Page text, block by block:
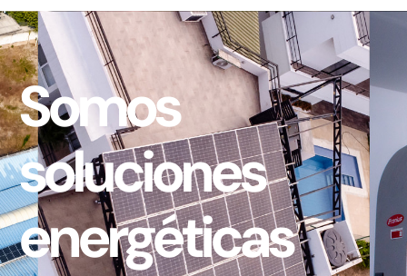
Somos
soluciones
energéticas